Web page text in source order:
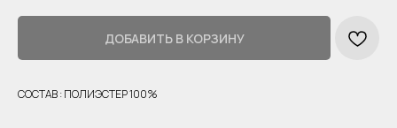
ДОБАВИТЬ В КОРЗИНУ
СОСТАВ : ПОЛИЭСТЕР 100%